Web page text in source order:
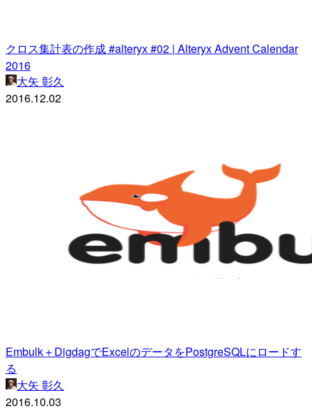
クロス集計表の作成 #alteryx #02 | Alteryx Advent Calendar
2016
大矢 彰久
2016.12.02
Embulk＋DigdagでExcelのデータをPostgreSQLにロードす
る
大矢 彰久
2016.10.03